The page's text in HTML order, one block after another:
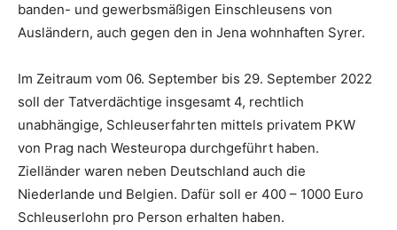
banden- und gewerbsmäßigen Einschleusens von
Ausländern, auch gegen den in Jena wohnhaften Syrer.
Im Zeitraum vom 06. September bis 29. September 2022
soll der Tatverdächtige insgesamt 4, rechtlich
unabhängige, Schleuserfahrten mittels privatem PKW
von Prag nach Westeuropa durchgeführt haben.
Zielländer waren neben Deutschland auch die
Niederlande und Belgien. Dafür soll er 400 – 1000 Euro
Schleuserlohn pro Person erhalten haben.